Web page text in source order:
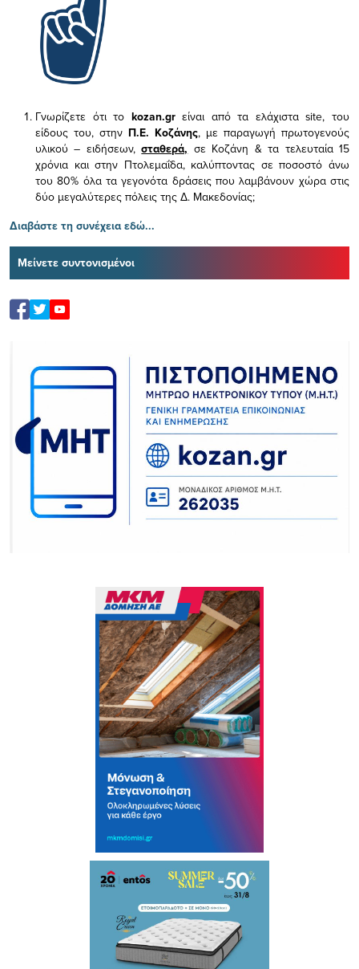
Γνωρίζετε ότι το kozan.gr είναι από τα ελάχισταsite, του
είδους του, στην Π.Ε. Κοζάνης, με παραγωγή πρωτογενούς
υλικού – ειδήσεων,σταθερά, σε Κοζάνη & τα τελευταία 15
χρόνια και στην Πτολεμαΐδα, καλύπτοντας σε ποσοστό άνω
του 80% όλα τα γεγονότα δράσεις που λαμβάνουν χώρα στις
δύο μεγαλύτερες πόλεις της Δ. Μακεδονίας;
Διαβάστε τη συνέχεια εδώ...
Μείνετε συντονισμένοι